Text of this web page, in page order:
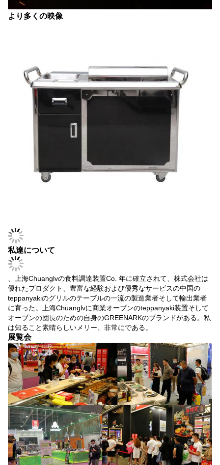
より多くの映像
私達について
、上海Chuanglvの食料調達装置Co. 年に確立されて、株式会社は
優れたプロダクト、豊富な経験および優秀なサービスの中国の
teppanyakiのグリルのテーブルの一流の製造業者そして輸出業者
に育った。上海Chuanglvに商業オーブンのteppanyaki装置そして
オーブンの団長のための自身のGREENARKのブランドがある。私
は知ること素晴らしいメリー、非常にである。
展覧会